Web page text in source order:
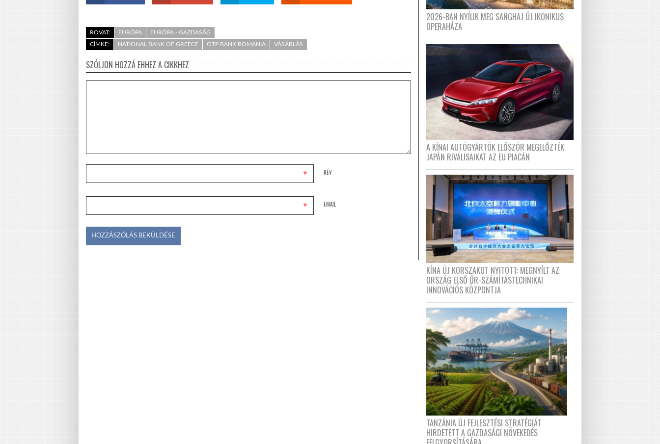
ROVAT: EURÓPA
EURÓPA - GAZDASÁG
CÍMKE:
NATIONAL BANK OF GREECE OTP BANK ROMANIA VÁSÁRLÁS
SZÓLJON HOZZÁ EHHEZ A CIKKHEZ
NÉV
*
EMAIL
*
2026-BAN NYÍLIK MEG SANGHAJ ÚJ IKONIKUS
OPERAHÁZA
A KÍNAI AUTÓGYÁRTÓK ELŐSZÖR MEGELŐZTÉK
JAPÁN RIVÁLISAIKAT AZ EU PIACÁN
KÍNA ÚJ KORSZAKOT NYITOTT: MEGNYÍLT AZ
ORSZÁG ELSŐ ŰR-SZÁMÍTÁSTECHNIKAI
INNOVÁCIÓS KÖZPONTJA
TANZÁNIA ÚJ FEJLESZTÉSI STRATÉGIÁT
HIRDETETT A GAZDASÁGI NÖVEKEDÉS